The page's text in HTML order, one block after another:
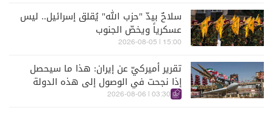
سلاحٌ بيدّ "حزب الله" يُقلق إسرائيل.. ليس
عسكرياً ويخصّ الجنوب
15:00 | 2026-08-05
تقرير أميركيّ عن إيران: هذا ما سيحصل
إذا نجحت في الوصول إلى هذه الدولة
الآسيويّة
03:30 | 2026-08-06